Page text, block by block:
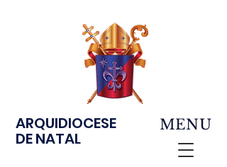
ARQUIDIOCESE
DE NATAL
MENU